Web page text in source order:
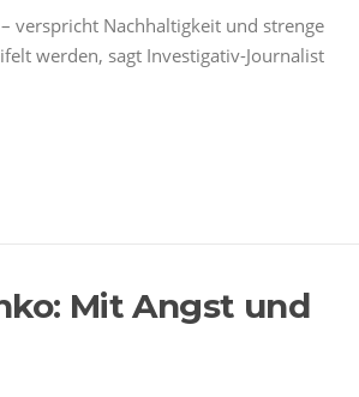
verspricht Nachhaltigkeit und strenge
werden, sagt Investigativ-Journalist
Mit Angst und